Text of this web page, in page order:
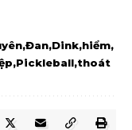
Đan Dink hiểm
Pickleball thoát